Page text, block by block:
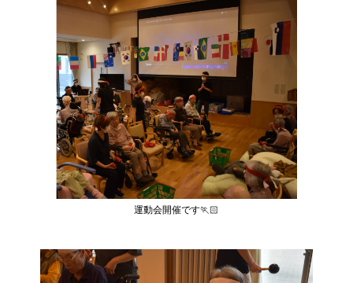
運動会開催です🏃🏻